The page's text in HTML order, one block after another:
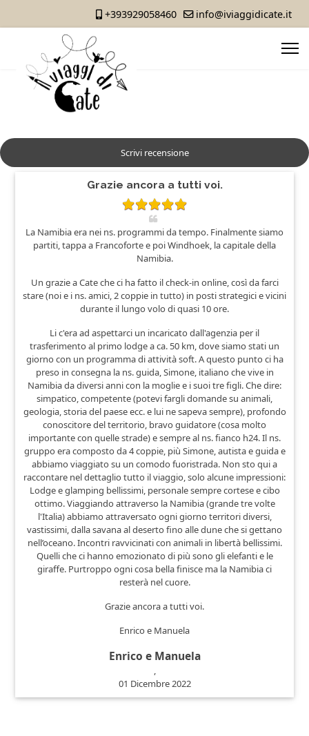
+393929058460 info@iviaggidicate.it
Scrivi recensione
Grazie ancora a tutti voi.
La Namibia era nei ns. programmi da tempo. Finalmente siamo
partiti, tappa a Francoforte e poi Windhoek, la capitale della
Namibia.
Un grazie a Cate che ci ha fatto il check-in online, così da farci
stare (noi e i ns. amici, 2 coppie in tutto) in posti strategici e vicini
durante il lungo volo di quasi 10 ore.
Li c'era ad aspettarci un incaricato dall'agenzia per il
trasferimento al primo lodge a ca. 50 km, dove siamo stati un
giorno con un programma di attività soft. A questo punto ci ha
preso in consegna la ns. guida, Simone, italiano che vive in
Namibia da diversi anni con la moglie e i suoi tre figli. Che dire:
simpatico, competente (potevi fargli domande su animali,
geologia, storia del paese ecc. e lui ne sapeva sempre), profondo
conoscitore del territorio, bravo guidatore (cosa molto
importante con quelle strade) e sempre al ns. fianco h24. Il ns.
gruppo era composto da 4 coppie, più Simone, autista e guida e
abbiamo viaggiato su un comodo fuoristrada. Non sto qui a
raccontare nel dettaglio tutto il viaggio, solo alcune impressioni:
Lodge e glamping bellissimi, personale sempre cortese e cibo
ottimo. Viaggiando attraverso la Namibia (grande tre volte
l'Italia) abbiamo attraversato ogni giorno territori diversi,
vastissimi, dalla savana al deserto fino alle dune che si gettano
nell’oceano. Incontri ravvicinati con animali in libertà bellissimi.
Quelli che ci hanno emozionato di più sono gli elefanti e le
giraffe. Purtroppo ogni cosa bella finisce ma la Namibia ci
resterà nel cuore.
Grazie ancora a tutti voi.
Enrico e Manuela
Enrico e Manuela
,
01 Dicembre 2022